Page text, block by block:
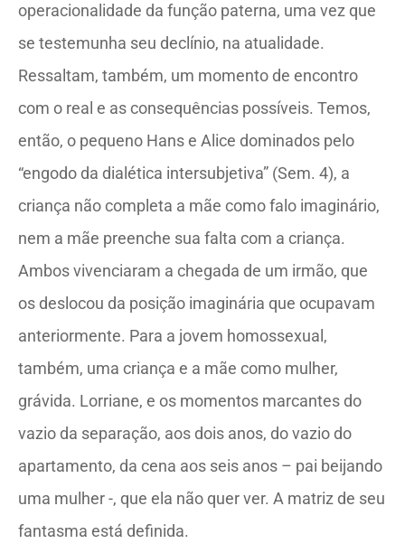
operacionalidade da função paterna, uma vez que
se testemunha seu declínio, na atualidade.
Ressaltam, também, um momento de encontro
com o real e as consequências possíveis. Temos,
então, o pequeno Hans e Alice dominados pelo
“engodo da dialética intersubjetiva” (Sem. 4), a
criança não completa a mãe como falo imaginário,
nem a mãe preenche sua falta com a criança.
Ambos vivenciaram a chegada de um irmão, que
os deslocou da posição imaginária que ocupavam
anteriormente. Para a jovem homossexual,
também, uma criança e a mãe como mulher,
grávida. Lorriane, e os momentos marcantes do
vazio da separação, aos dois anos, do vazio do
apartamento, da cena aos seis anos – pai beijando
uma mulher -, que ela não quer ver. A matriz de seu
fantasma está definida.